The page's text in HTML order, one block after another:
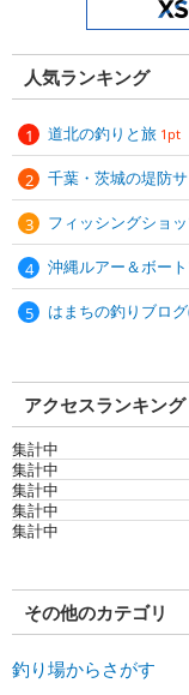
人気ランキング
道北の釣りと旅 1pt
千葉・茨城の堤防
フィッシングショ
沖縄ルアー＆ボー
はまちの釣りブロ
アクセスランキング
集計中
集計中
集計中
集計中
集計中
その他のカテゴリ
釣り場からさがす